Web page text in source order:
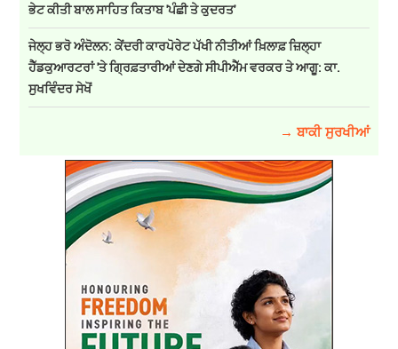
ਭੇਟ ਕੀਤੀ ਬਾਲ ਸਾਹਿਤ ਕਿਤਾਬ 'ਪੰਛੀ ਤੇ ਕੁਦਰਤ'
ਜੇਲ੍ਹ ਭਰੋ ਅੰਦੋਲਨ: ਕੇਂਦਰੀ ਕਾਰਪੋਰੇਟ ਪੱਖੀ ਨੀਤੀਆਂ ਖ਼ਿਲਾਫ਼ ਜ਼ਿਲ੍ਹਾ
ਹੈੱਡਕੁਆਰਟਰਾਂ 'ਤੇ ਗ੍ਰਿਫ਼ਤਾਰੀਆਂ ਦੇਣਗੇ ਸੀਪੀਐੱਮ ਵਰਕਰ ਤੇ ਆਗੂ: ਕਾ.
ਸੁਖਵਿੰਦਰ ਸੇਖੋਂ
→ ਬਾਕੀ ਸੁਰਖੀਆਂ